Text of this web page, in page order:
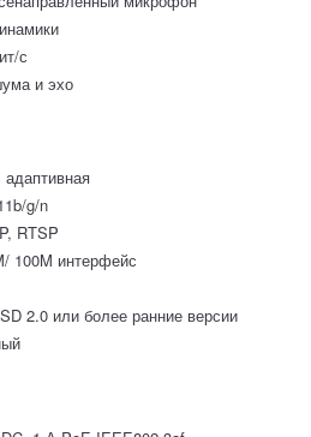
с
и эхо
g/n
RTSP
100M интерфейс
2.0 или более ранние версии